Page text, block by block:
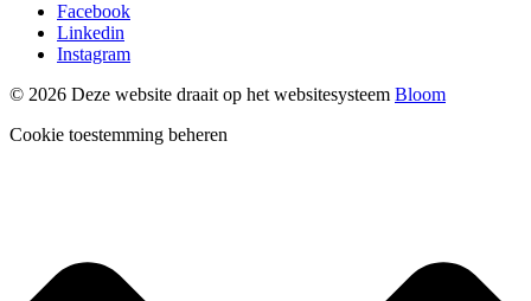
Facebook
Linkedin
Instagram
© 2026 Deze website draait op het websitesysteem Bloom
Cookie toestemming beheren